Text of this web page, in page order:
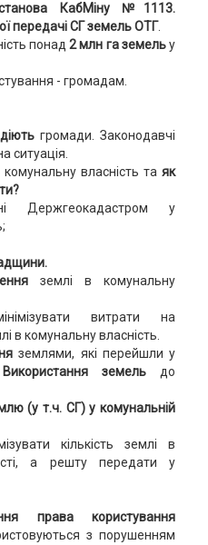
КабМіну №1113.
передачі СГ земель ОТГ.
понад2 млн га земельу
- громадам.
громади. Законодавчі
ситуація.
комунальну власність таяк
Держгеокадастром у
землі в комунальну
витрати на
в комунальну власність.
землями, які перейшли у
Використання земельдо
(у т.ч. СГ) у комунальній
кількість землі в
а решту передати у
права користування
з порушенням